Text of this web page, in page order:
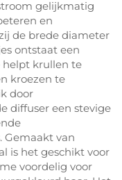
gelijkmatig
en
de brede diameter
ontstaat een
helpt krullen te
kroezen te
door
diffuser een stevige
Gemaakt van
is het geschikt voor
voordelig voor